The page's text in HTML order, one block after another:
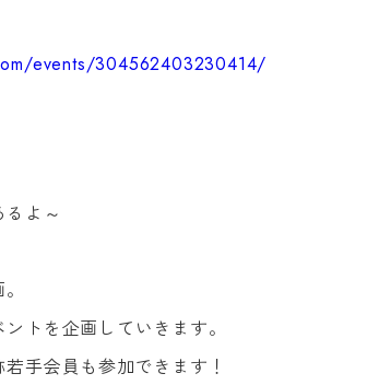
events/304562403230414/
よ～
トを企画してい きます。
手会員も参加できます！